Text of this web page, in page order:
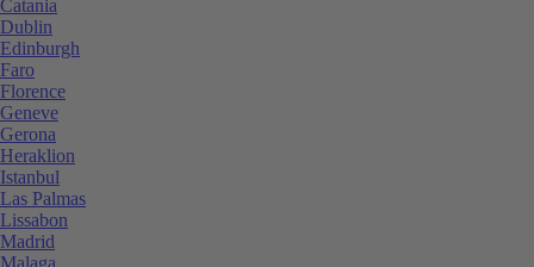
Catania
Dublin
Edinburgh
Faro
Florence
Geneve
Gerona
Heraklion
Istanbul
Las Palmas
Lissabon
Madrid
Malaga